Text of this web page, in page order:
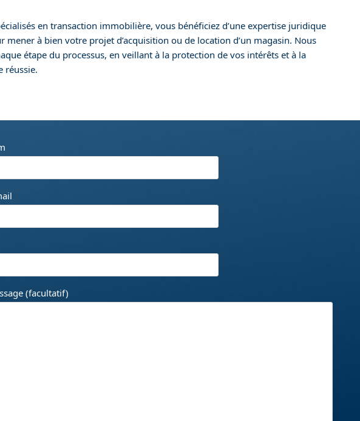
en transaction immobilière, vous bénéficiez d’une expertise juridique
mener à bien votre projet d’acquisition ou de location d’un magasin. Nous
étape du processus, en veillant à la protection de vos intérêts et à la
réussie.
(facultatif)